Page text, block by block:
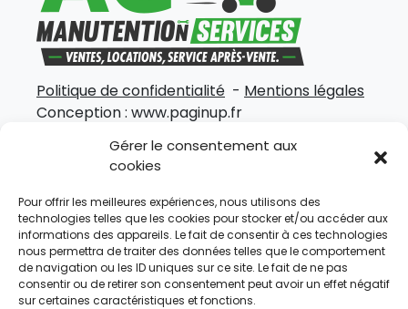
Gérer le consentement aux
cookies
Pour offrir les meilleures expériences, nous utilisons des
technologies telles que les cookies pour stocker et/ou accéder aux
informations des appareils. Le fait de consentir à ces technologies
nous permettra de traiter des données telles que le comportement
de navigation ou les ID uniques sur ce site. Le fait de ne pas
consentir ou de retirer son consentement peut avoir un effet négatif
sur certaines caractéristiques et fonctions.
Politique de confidentialité - Mentions légales
Conception : www.paginup.fr
À propos de nous
Services vous accompagne dans tous vos
projets d’acquisition, de location ou d’entretien
de matériel de manutention.
Plan du site